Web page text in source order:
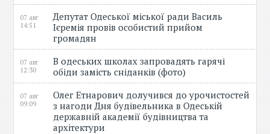
07 авг
14:51
Депутат Одеської міської ради Василь
Ієремія провів особистий прийом
громадян
07 авг
12:30
В одеських школах запровадять гарячі
обіди замість сніданків (фото)
07 авг
09:09
Олег Етнарович долучився до урочистостей
з нагоди Дня будівельника в Одеській
державній академії будівництва та
архітектури